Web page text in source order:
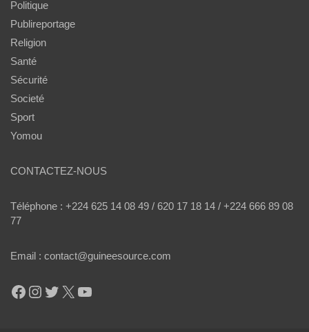
Politique
Publireportage
Religion
Santé
Sécurité
Societé
Sport
Yomou
CONTACTEZ-NOUS
Téléphone : +224 625 14 08 49 / 620 17 18 14 / +224 666 89 08
77
Email : contact@guineesource.com
Facebook
Instagram
Twitter
X YouTube